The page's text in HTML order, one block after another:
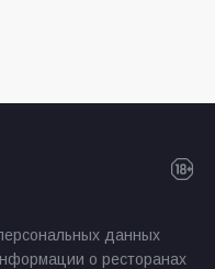
данных
о ресторанах